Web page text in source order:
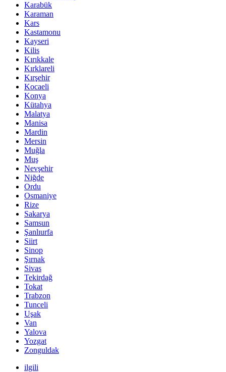
Karabük
Karaman
Kars
Kastamonu
Kayseri
Kilis
Kırıkkale
Kırklareli
Kırşehir
Kocaeli
Konya
Kütahya
Malatya
Manisa
Mardin
Mersin
Muğla
Muş
Nevşehir
Niğde
Ordu
Osmaniye
Rize
Sakarya
Samsun
Şanlıurfa
Siirt
Sinop
Şırnak
Sivas
Tekirdağ
Tokat
Trabzon
Tunceli
Uşak
Van
Yalova
Yozgat
Zonguldak
ilgili